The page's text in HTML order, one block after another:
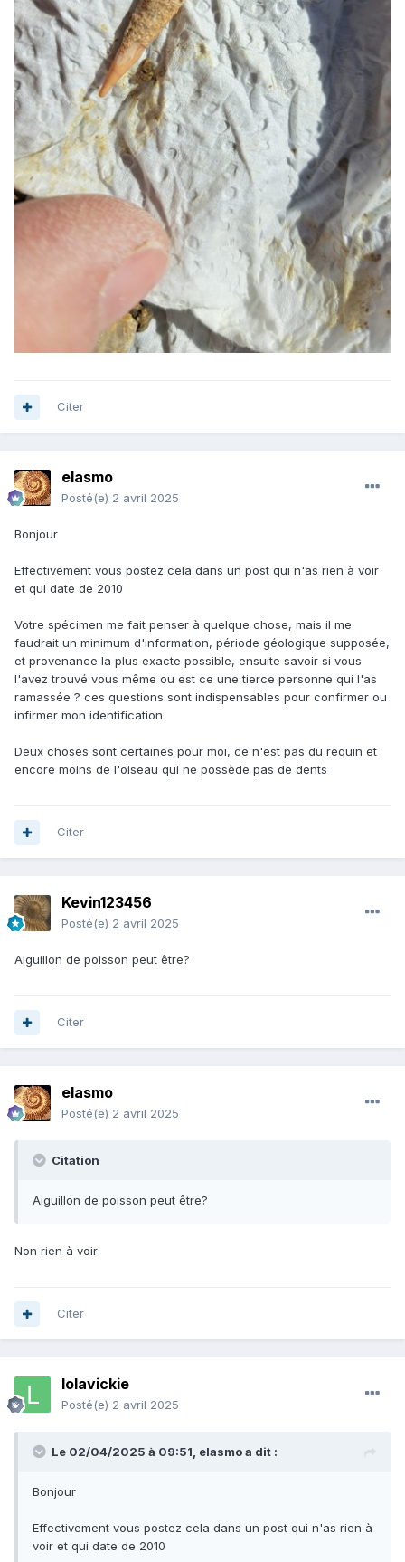
Citer
elasmo
Posté(e) 2 avril 2025
Bonjour
Effectivement vous postez cela dans un post qui n'as rien à voir
et qui date de 2010
Votre spécimen me fait penser à quelque chose, mais il me
faudrait un minimum d'information, période géologique supposée,
et provenance la plus exacte possible, ensuite savoir si vous
l'avez trouvé vous même ou est ce une tierce personne qui l'as
ramassée ? ces questions sont indispensables pour confirmer ou
infirmer mon identification
Deux choses sont certaines pour moi, ce n'est pas du requin et
encore moins de l'oiseau qui ne possède pas de dents
Citer
Kevin123456
Posté(e) 2 avril 2025
Aiguillon de poisson peut être?
Citer
elasmo
Posté(e) 2 avril 2025
Citation
Aiguillon de poisson peut être?
Non rien à voir
Citer
lolavickie
Posté(e) 2 avril 2025
Le 02/04/2025 à 09:51, elasmoa dit :
Bonjour
Effectivement vous postez cela dans un post qui n'as rien à
voir et qui date de 2010